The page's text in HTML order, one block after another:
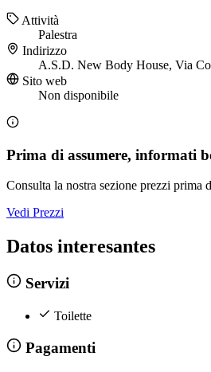
Attività
Palestra
Indirizzo
A.S.D. New Body House, Via
Sito web
Non disponibile
Prima di assumere, informati
Consulta la nostra sezione prezzi prima
Vedi Prezzi
Datos interesantes
Servizi
Toilette
Pagamenti